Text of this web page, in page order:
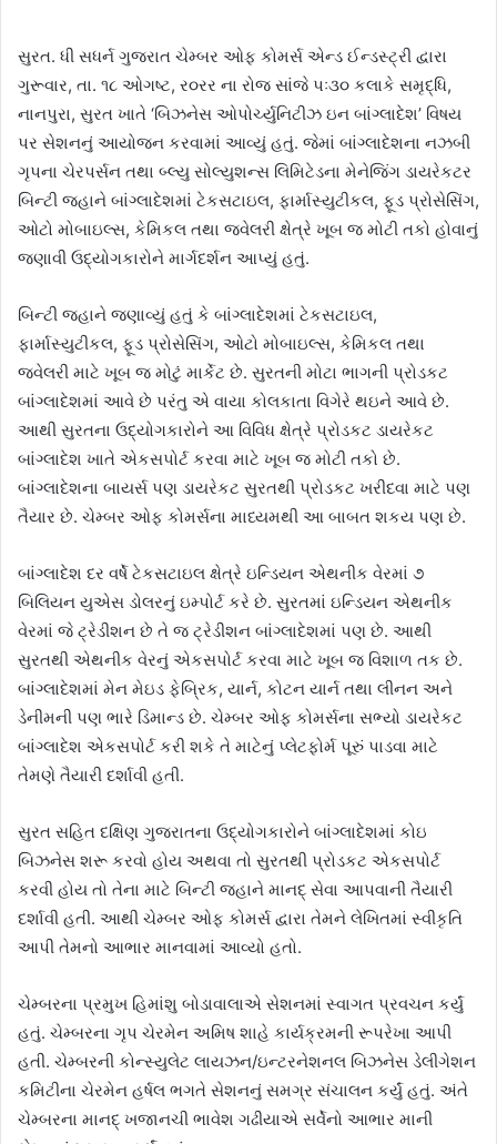
સુરત. ધી સધર્ન ગુજરાત ચેમ્બર ઓફ કોમર્સ એન્ડ ઈન્ડસ્ટ્રી દ્વારા
ગુરૂવાર, તા. ૧૮ ઓગષ્ટ, ર૦રર ના રોજ સાંજે પઃ૩૦ કલાકે સમૃદ્ધિ,
નાનપુરા, સુરત ખાતે ‘બિઝનેસ ઓપોર્ચ્યુનિટીઝ ઇન બાંગ્લાદેશ’ વિષય
પર સેશનનું આયોજન કરવામાં આવ્યું હતું. જેમાં બાંગ્લાદેશના નઝબી
ગૃપના ચેરપર્સન તથા બ્લ્યુ સોલ્યુશન્સ લિમિટેડના મેનેજિંગ ડાયરેકટર
બિન્ટી જહાને બાંગ્લાદેશમાં ટેકસટાઇલ, ફાર્માસ્યુટીકલ, ફૂડ પ્રોસેસિંગ,
ઓટો મોબાઇલ્સ, કેમિકલ તથા જ્વેલરી ક્ષેત્રે ખૂબ જ મોટી તકો હોવાનું
જણાવી ઉદ્યોગકારોને માર્ગદર્શન આપ્યું હતું.
બિન્ટી જહાને જણાવ્યું હતું કે બાંગ્લાદેશમાં ટેકસટાઇલ,
ફાર્માસ્યુટીકલ, ફૂડ પ્રોસેસિંગ, ઓટો મોબાઇલ્સ, કેમિકલ તથા
જ્વેલરી માટે ખૂબ જ મોટું માર્કેટ છે. સુરતની મોટા ભાગની પ્રોડકટ
બાંગ્લાદેશમાં આવે છે પરંતુ એ વાયા કોલકાતા વિગેરે થઇને આવે છે.
આથી સુરતના ઉદ્યોગકારોને આ વિવિધ ક્ષેત્રે પ્રોડકટ ડાયરેકટ
બાંગ્લાદેશ ખાતે એકસપોર્ટ કરવા માટે ખૂબ જ મોટી તકો છે.
બાંગ્લાદેશના બાયર્સ પણ ડાયરેકટ સુરતથી પ્રોડકટ ખરીદવા માટે પણ
તૈયાર છે. ચેમ્બર ઓફ કોમર્સના માધ્યમથી આ બાબત શકય પણ છે.
બાંગ્લાદેશ દર વર્ષે ટેકસટાઇલ ક્ષેત્રે ઇન્ડિયન એથનીક વેરમાં ૭
બિલિયન યુએસ ડોલરનું ઇમ્પોર્ટ કરે છે. સુરતમાં ઇન્ડિયન એથનીક
વેરમાં જે ટ્રેડીશન છે તે જ ટ્રેડીશન બાંગ્લાદેશમાં પણ છે. આથી
સુરતથી એથનીક વેરનું એકસપોર્ટ કરવા માટે ખૂબ જ વિશાળ તક છે.
બાંગ્લાદેશમાં મેન મેઇડ ફેબ્રિક, યાર્ન, કોટન યાર્ન તથા લીનન અને
ડેનીમની પણ ભારે ડિમાન્ડ છે. ચેમ્બર ઓફ કોમર્સના સભ્યો ડાયરેકટ
બાંગ્લાદેશ એકસપોર્ટ કરી શકે તે માટેનું પ્લેટફોર્મ પૂરું પાડવા માટે
તેમણે તૈયારી દર્શાવી હતી.
સુરત સહિત દક્ષિણ ગુજરાતના ઉદ્યોગકારોને બાંગ્લાદેશમાં કોઇ
બિઝનેસ શરૂ કરવો હોય અથવા તો સુરતથી પ્રોડકટ એકસપોર્ટ
કરવી હોય તો તેના માટે બિન્ટી જહાને માનદ્‌ સેવા આપવાની તૈયારી
દર્શાવી હતી. આથી ચેમ્બર ઓફ કોમર્સ દ્વારા તેમને લેખિતમાં સ્વીકૃતિ
આપી તેમનો આભાર માનવામાં આવ્યો હતો.
ચેમ્બરના પ્રમુખ હિમાંશુ બોડાવાલાએ સેશનમાં સ્વાગત પ્રવચન કર્યું
હતું. ચેમ્બરના ગૃપ ચેરમેન અમિષ શાહે કાર્યક્રમની રૂપરેખા આપી
હતી. ચેમ્બરની કોન્સ્યુલેટ લાયઝન/ઇન્ટરનેશનલ બિઝનેસ ડેલીગેશન
કમિટીના ચેરમેન હર્ષલ ભગતે સેશનનું સમગ્ર સંચાલન કર્યું હતું. અંતે
ચેમ્બરના માનદ્‌ ખજાનચી ભાવેશ ગઢીયાએ સર્વેનો આભાર માની